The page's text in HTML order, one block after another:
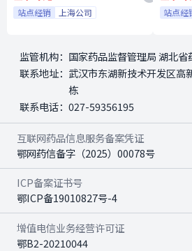
站点经销 上海公司 站点经
监管机构： 国家药品监督管理局 湖北省
联系地址： 武汉市东湖新技术开发区高
栋
联系电话： 027-59356195
互联网药品信息服务备案凭证
鄂网药信备字（2025）00078号
ICP备案证书号
鄂ICP备19010827号-4
增值电信业务经营许可证
鄂B2-20210044